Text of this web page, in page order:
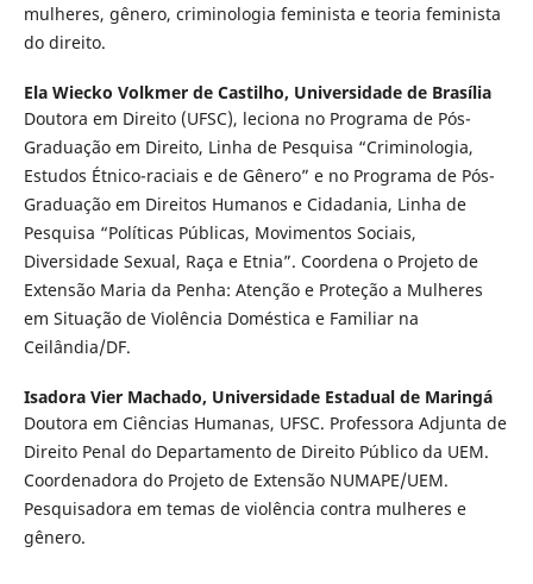
mulheres, gênero, criminologia feminista e teoria feminista
do direito.
Ela Wiecko Volkmer de Castilho, Universidade de Brasília
Doutora em Direito (UFSC), leciona no Programa de Pós-
Graduação em Direito, Linha de Pesquisa “Criminologia,
Estudos Étnico-raciais e de Gênero” e no Programa de Pós-
Graduação em Direitos Humanos e Cidadania, Linha de
Pesquisa “Políticas Públicas, Movimentos Sociais,
Diversidade Sexual, Raça e Etnia”. Coordena o Projeto de
Extensão Maria da Penha: Atenção e Proteção a Mulheres
em Situação de Violência Doméstica e Familiar na
Ceilândia/DF.
Isadora Vier Machado, Universidade Estadual de Maringá
Doutora em Ciências Humanas, UFSC. Professora Adjunta de
Direito Penal do Departamento de Direito Público da UEM.
Coordenadora do Projeto de Extensão NUMAPE/UEM.
Pesquisadora em temas de violência contra mulheres e
gênero.